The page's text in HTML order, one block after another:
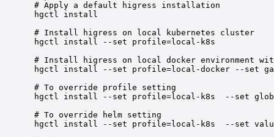
# Apply a default higress installation
hgctl
install
# Install higress on local kubernetes cluster
hgctl
install --set
profile=local-k8s
# Install higress on local docker environment
hgctl
install --set profile=local-docker --set
# To override profile setting
hgctl
install --set profile=local-k8s --set
# To override helm setting
hgctl install --set profile=local-k8s  --set